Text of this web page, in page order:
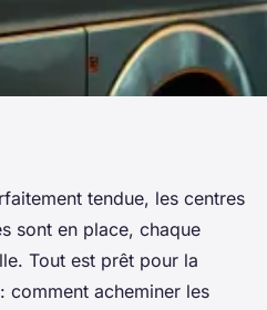
choisir un
à louer
•10 min de lecture
tendue, les centres
sont en place, chaque
Tout est prêt pour la
comment acheminer les